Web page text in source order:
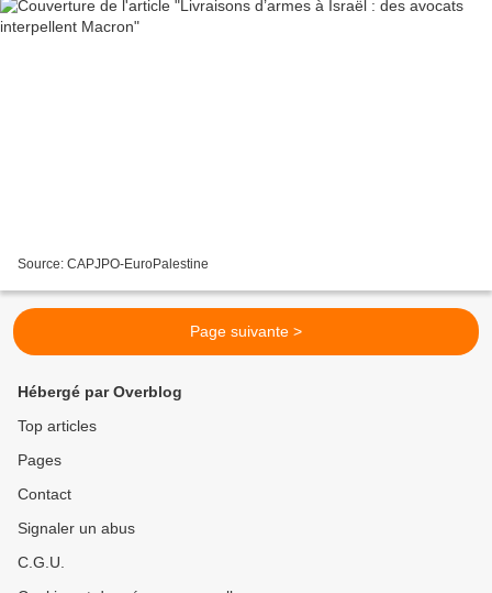
Source: CAPJPO-EuroPalestine
Page suivante >
Hébergé par Overblog
Top articles
Pages
Contact
Signaler un abus
C.G.U.